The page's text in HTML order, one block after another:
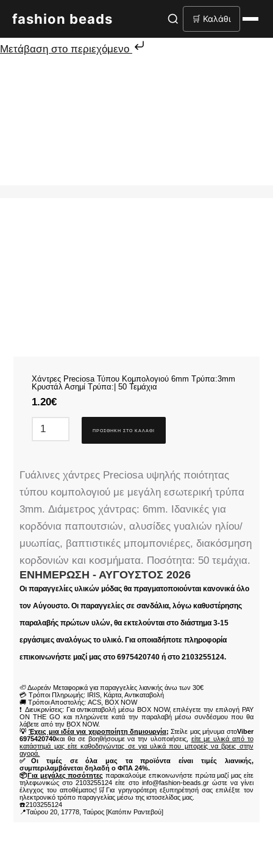
fashion beads 🛒 Καλάθι
Μετάβαση στο περιεχόμενο
Χάντρες Preciosa Τύπου Κομπολογιού 6mm Τρύπα:3mm
Κρυστάλ Ασημί Τρύπα:| 50 Τεμάχια
1.20€
ΠΡΟΣΘΉΚΗ ΣΤΟ ΚΑΛΆΘΙ
Γυάλινες χάντρες Preciosa υψηλής ποιότητας
τύπου κομπολογιού με μεγάλη εσωτερική τρύπα
3mm. Διάμετρος χάντρας: 6mm. Ιδανικές για
κορδόνια παπουτσιών, αλυσίδες γυαλιών ηλίου/
μυωπίας, βαπτιστικές μπομπονιέρες, διακόσμηση
κορδονιών και κοσμήματα. Ποσότητα: 50 τεμάχια.
ΕΝΗΜΈΡΩΣΗ - ΑΎΓΟΥΣΤΟΣ 2026
Οι παραγγελίες υλικών μόδας θα πραγματοποιούνται κανονικά όλο
τον Αύγουστο. Οι παραγγελίες σε σανδάλια, λόγω καθυστέρησης
παραλαβής πρώτων υλών, θα εκτελούνται στο διάστημα 3-15
εργάσιμες αναλόγως το υλικό. Για οποιαδήποτε πληροφορία
επικοινωνήστε μαζί μας στο 6975420740 ή στο 2103255124.
🦥 Δωρεάν Μεταφορικά για παραγγελίες λιανικής άνω των 30€
💳 Τρόποι Πληρωμής: IRIS, Κάρτα, Αντικαταβολή
🚚 Τρόποι Αποστολής: ACS, BOX NOW
❗ Διευκρινίσεις: Για αντικαταβολή μέσω BOX NOW, επιλέγετε την επιλογή PAY
ON THE GO και πληρώνετε κατά την παραλαβή μέσω συνδέσμου που θα
λάβετε από την BOX NOW.
💡Έχεις μια ιδέα για χειροποίητη δημιουργία; Στείλε μας μήνυμα στοViber
6975420740και θα σε βοηθήσουμε να την υλοποιήσεις, είτε με υλικά από το
κατάστημά μας είτε καθοδηγώντας σε για υλικά που μπορείς να βρεις στην
αγορά.
✅Οι τιμές σε όλα μας τα προϊόντα είναι τιμές λιανικής,
συμπεριλαμβάνεται δηλαδή ο ΦΠΑ 24%.
📦Για μεγάλες ποσότητες παρακαλούμε επικοινωνήστε πρώτα μαζί μας είτε
τηλεφωνικώς στο 2103255124 είτε στο info@fashion-beads.gr ώστε να γίνει
έλεγχος του αποθέματος!🛒Για γρηγορότερη εξυπηρέτησή σας επιλέξτε τον
ηλεκτρονικό τρόπο παραγγελίας μέσω της ιστοσελίδας μας.
☎️2103255124
📍Ταύρου 20, 17778, Ταύρος [Κατόπιν Ραντεβού]